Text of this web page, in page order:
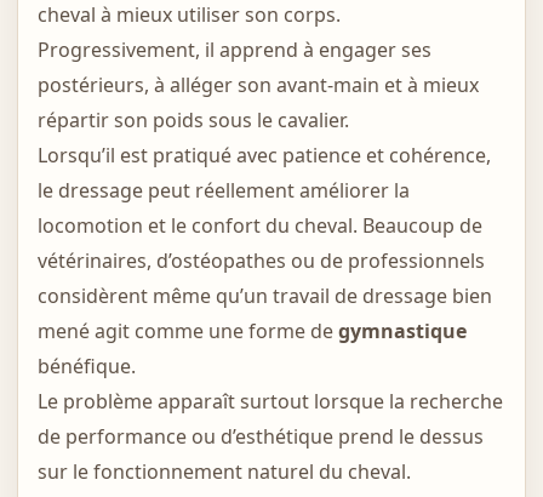
cheval à mieux utiliser son corps.
Progressivement, il apprend à engager ses
postérieurs, à alléger son avant-main et à mieux
répartir son poids sous le cavalier.
Lorsqu’il est pratiqué avec patience et cohérence,
le dressage peut réellement améliorer la
locomotion et le confort du cheval. Beaucoup de
vétérinaires, d’ostéopathes ou de professionnels
considèrent même qu’un travail de dressage bien
mené agit comme une forme degymnastique
bénéfique.
Le problème apparaît surtout lorsque la recherche
de performance ou d’esthétique prend le dessus
sur le fonctionnement naturel du cheval.